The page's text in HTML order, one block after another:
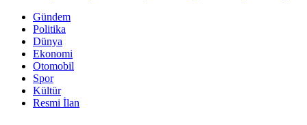
Gündem
Politika
Dünya
Ekonomi
Otomobil
Spor
Kültür
Resmi İlan